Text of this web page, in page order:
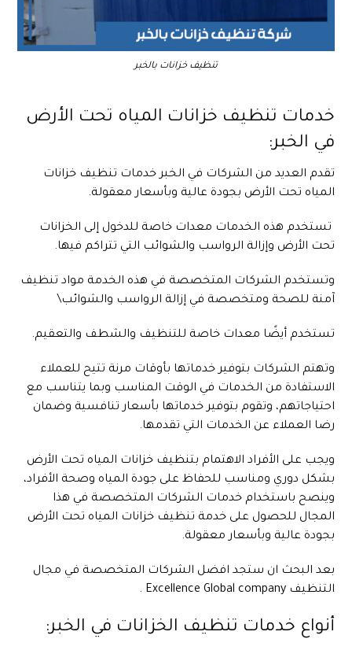
تنظيف خزانات بالخبر
خدمات تنظيف خزانات المياه تحت الأرض
في الخبر:
تقدم العديد من الشركات في الخبر خدمات تنظيف خزانات
المياه تحت الأرض بجودة عالية وبأسعار معقولة.
تستخدم هذه الخدمات معدات خاصة للدخول إلى الخزانات
تحت الأرض وإزالة الرواسب والشوائب التي تتراكم فيها.
وتستخدم الشركات المتخصصة في هذه الخدمة مواد تنظيف
آمنة للصحة ومتخصصة في إزالة الرواسب والشوائب\
تستخدم أيضًا معدات خاصة للتنظيف والشطف والتعقيم.
وتهتم الشركات بتوفير خدماتها بأوقات مرنة تتيح للعملاء
الاستفادة من الخدمات في الوقت المناسب وبما يتناسب مع
احتياجاتهم، وتقوم بتوفير خدماتها بأسعار تنافسية وضمان
رضا العملاء عن الخدمات التي تقدمها.
ويجب على الأفراد الاهتمام بتنظيف خزانات المياه تحت الأرض
بشكل دوري ومناسب للحفاظ على جودة المياه وصحة الأفراد،
وينصح باستخدام خدمات الشركات المتخصصة في هذا
المجال للحصول على خدمة تنظيف خزانات المياه تحت الأرض
بجودة عالية وبأسعار معقولة.
بعد البحث ان ستجد افضل الشركات المتخصصة في مجال
التنظيف Excellence Global company .
أنواع خدمات تنظيف الخزانات في الخبر: